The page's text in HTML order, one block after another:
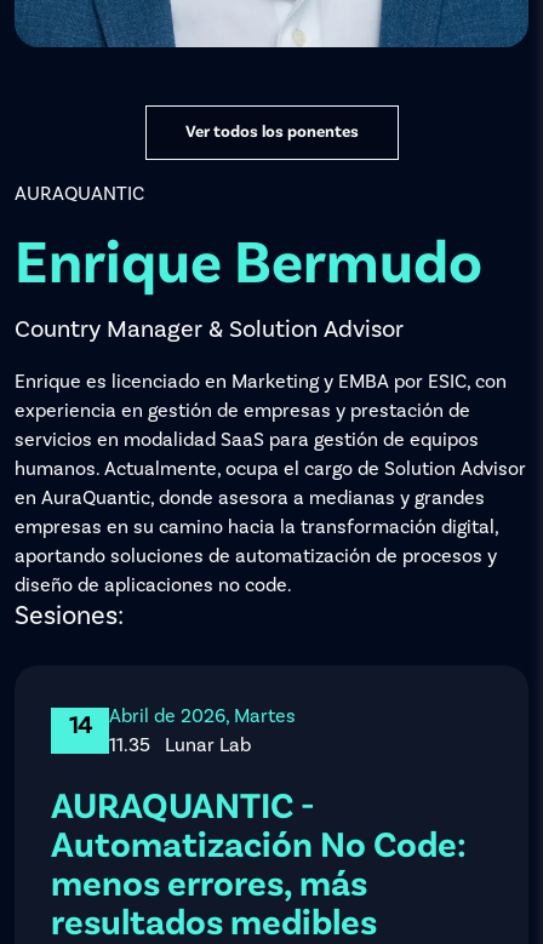
Ver todos los ponentes
AURAQUANTIC
Enrique Bermudo
Country Manager & Solution Advisor
Enrique es licenciado en Marketing y EMBA por ESIC, con
experiencia en gestión de empresas y prestación de
servicios en modalidad SaaS para gestión de equipos
humanos. Actualmente, ocupa el cargo de Solution Advisor
en AuraQuantic, donde asesora a medianas y grandes
empresas en su camino hacia la transformación digital,
aportando soluciones de automatización de procesos y
diseño de aplicaciones no code.
Sesiones:
14
Abril de 2026, Martes
11.35
Lunar Lab
AURAQUANTIC -
Automatización No Code:
menos errores, más
resultados medibles